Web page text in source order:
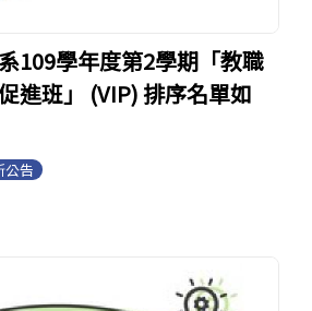
109學年度第2學期「教職
進班」 (VIP) 排序名單如
公告